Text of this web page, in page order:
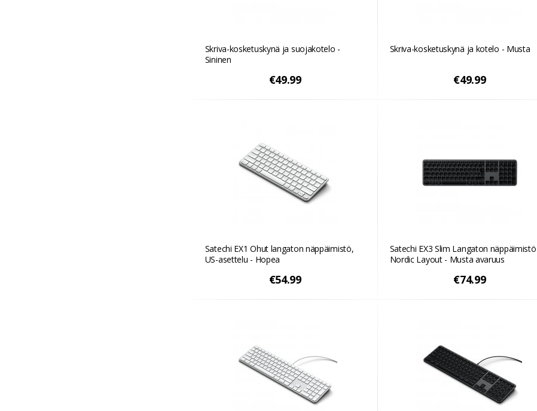
Skriva-kosketuskynä ja suojakotelo -
Sininen
€49.99
Skriva-kosketuskynä ja kotelo - Musta
€49.99
Satechi EX1 Ohut langaton näppäimistö,
US-asettelu - Hopea
€54.99
Satechi EX3 Slim Langaton näppäimistö
Nordic Layout - Musta avaruus
€74.99